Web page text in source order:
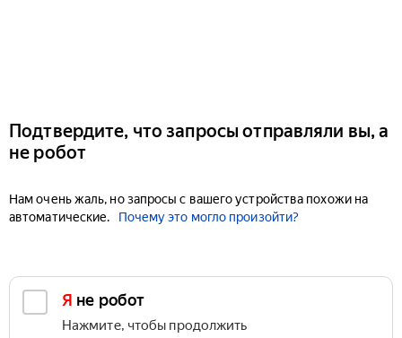
Подтвердите, что запросы отправляли вы, а
не робот
Нам очень жаль, но запросы с вашего устройства похожи на
автоматические.
Почему это могло произойти?
Я не робот
Нажмите, чтобы продолжить